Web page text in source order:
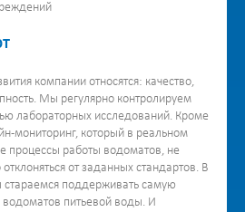
компании относятся: качество,
Мы регулярно контролируем
лабораторных исследований. Кроме
мониторинг, который в реальном
процессы работы водоматов, не
от заданных стандартов. В
стараемся поддерживать самую
водоматов питьевой воды. И